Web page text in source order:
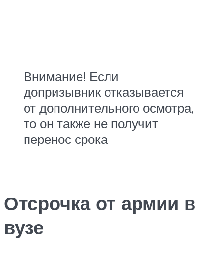
Внимание! Если
допризывник отказывается
от дополнительного осмотра,
то он также не получит
перенос срока
Отсрочка от армии в
вузе